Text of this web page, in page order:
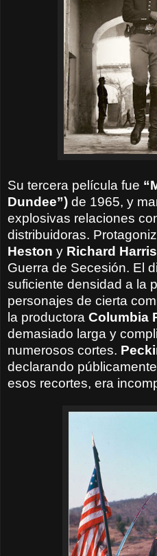
Su tercera película fue
Dundee”) de 1965, y
explosivas relaciones
distribuidoras.
Heston y Richard Harris
Guerra de Secesión. El
suficiente densidad a la
personajes de cierta
la productora Columbia
demasiado larga y
numerosos cortes.
declarando
esos recortes, era